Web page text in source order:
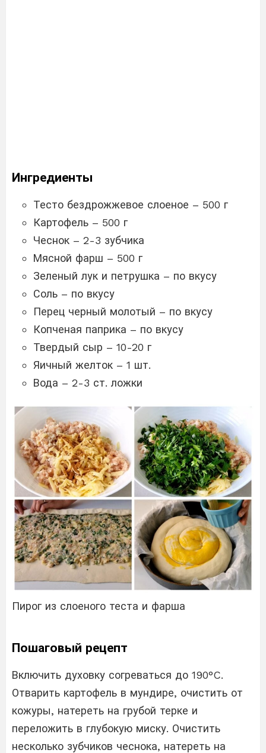
Ингредиенты
Тесто бездрожжевое слоеное – 500 г
Картофель – 500 г
Чеснок – 2-3 зубчика
Мясной фарш – 500 г
Зеленый лук и петрушка – по вкусу
Соль – по вкусу
Перец черный молотый – по вкусу
Копченая паприка – по вкусу
Твердый сыр – 10-20 г
Яичный желток – 1 шт.
Вода – 2-3 ст. ложки
Пирог из слоеного теста и фарша
Пошаговый рецепт
Включить духовку согреваться до 190°C.
Отварить картофель в мундире, очистить от
кожуры, натереть на грубой терке и
переложить в глубокую миску. Очистить
несколько зубчиков чеснока, натереть на